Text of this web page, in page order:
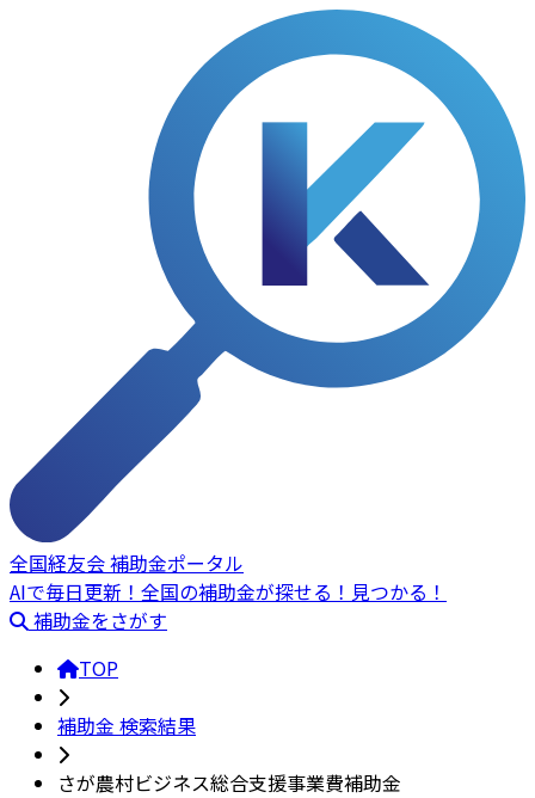
全国経友会 補助金ポータル
AIで毎日更新！全国の補助金が探せる！見つかる！
補助金をさがす
TOP
補助金 検索結果
さが農村ビジネス総合支援事業費補助金